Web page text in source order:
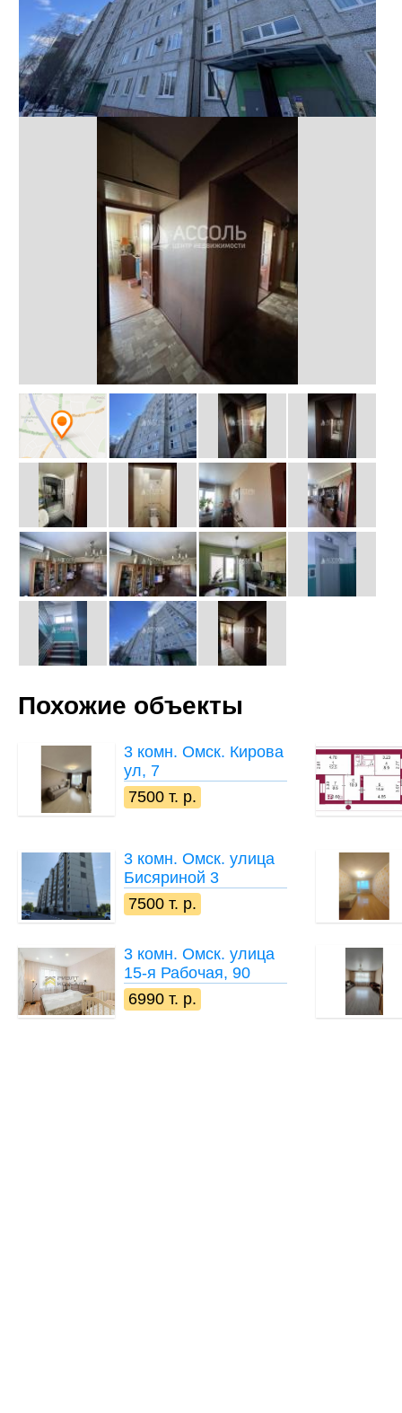
Похожие объекты
3 комн. Омск. Кирова
ул, 7
7500 т. р.
3 комн. Омск. улица
Бисяриной 3
7500 т. р.
3 комн. Омск. улица
15-я Рабочая, 90
6990 т. р.